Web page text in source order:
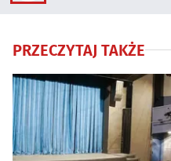
PRZECZYTAJ TAKŻE